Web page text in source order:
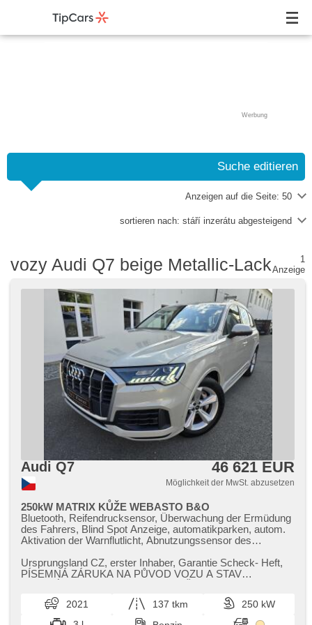
Werbung
Suche editieren
Anzeigen auf die Seite: 50
sortieren nach: stáří inzerátu abgesteigend
vozy Audi Q7 beige Metallic-Lack
1
Anzeige
Audi Q7 46 621 EUR
Möglichkeit der MwSt. abzusetzen
250kW MATRIX KŮŽE WEBASTO B&O
Bluetooth, Reifendrucksensor, Überwachung der Ermüdung
des Fahrers, Blind Spot Anzeige, automatikparken, autom.
Aktivation der Warnflutlicht, Abnutzungssensor des
Alarmanlage, bezklíčové odemykání, bezklíčové startování,
Start-Stop System, Bordcomputer, digitální příjem rádia
dotykové ovládání palubního počítače, Autoradio, Apple
CarPlay, Android Auto, Multifunktionslenkrad, beheizte
Lenkrad, Lenkrad einstellbar, Klimaablage, ambientní
Ursprungsland CZ,​ erster Inhaber,​ Garantie Scheck​- Heft,​
PÍSEMNÁ ZÁRUKA NA PŮVOD VOZU A STAV
2021 137 tkm
250 kW